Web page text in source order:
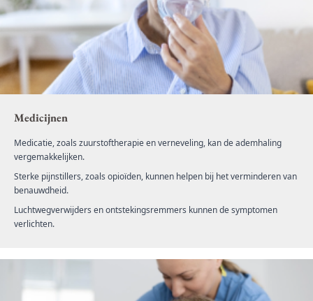
Medicijnen
Medicatie, zoals zuurstoftherapie en verneveling, kan de ademhaling
vergemakkelijken.
Sterke pijnstillers, zoals opioïden, kunnen helpen bij het verminderen van
benauwdheid.
Luchtwegverwijders en ontstekingsremmers kunnen de symptomen
verlichten.